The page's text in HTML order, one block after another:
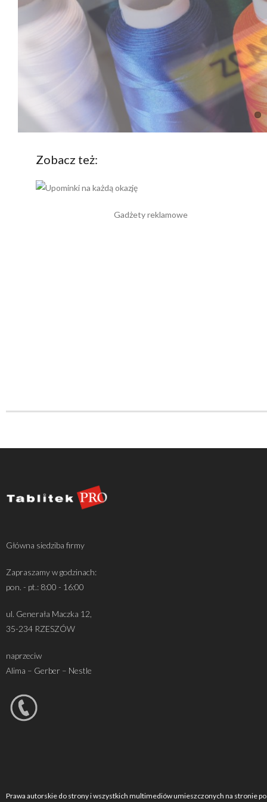
Zobacz też:
Gadżety reklamowe
Główna siedziba firmy
Zapraszamy w godzinach:
pon. - pt.: 8:00 - 16:00
ul. Generała Maczka 12,
35-234 RZESZÓW
naprzeciw
Alima – Gerber – Nestle
Prawa autorskie do strony i wszystkich multimediów umieszczonych na stronie